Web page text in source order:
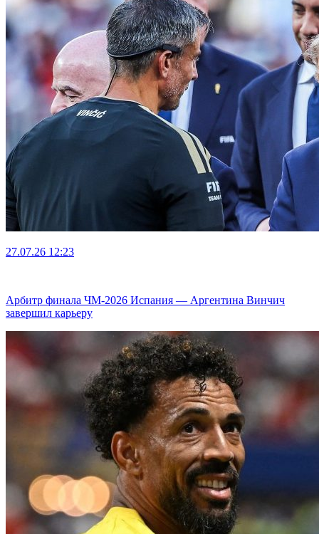
27.07.26 12:23
Арбитр финала ЧМ-2026 Испания — Аргентина Винчич
завершил карьеру